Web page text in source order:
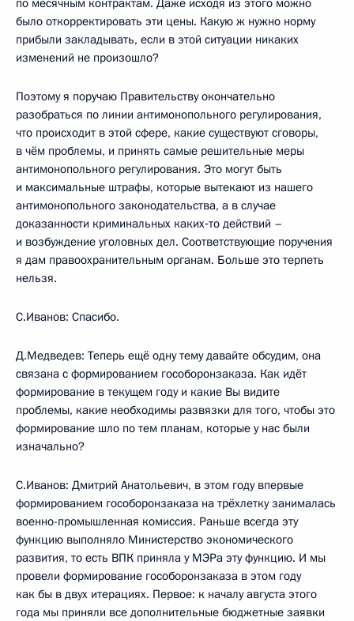
по месячным контрактам. Даже исходя из этого можно
было откорректировать эти цены. Какую ж нужно норму
прибыли закладывать, если в этой ситуации никаких
изменений не произошло?
Поэтому я поручаю Правительству окончательно
разобраться по линии антимонопольного регулирования,
что происходит в этой сфере, какие существуют сговоры,
в чём проблемы, и принять самые решительные меры
антимонопольного регулирования. Это могут быть
и максимальные штрафы, которые вытекают из нашего
антимонопольного законодательства, а в случае
доказанности криминальных каких‑то действий –
и возбуждение уголовных дел. Соответствующие поручения
я дам правоохранительным органам. Больше это терпеть
нельзя.
С.Иванов: Спасибо.
Д.Медведев: Теперь ещё одну тему давайте обсудим, она
связана с формированием гособоронзаказа. Как идёт
формирование в текущем году и какие Вы видите
проблемы, какие необходимы развязки для того, чтобы это
формирование шло по тем планам, которые у нас были
изначально?
С.Иванов: Дмитрий Анатольевич, в этом году впервые
формированием гособоронзаказа на трёхлетку занималась
военно-промышленная комиссия. Раньше всегда эту
функцию выполняло Министерство экономического
развития, то есть ВПК приняла у МЭРа эту функцию. И мы
провели формирование гособоронзаказа в этом году
как бы в двух итерациях. Первое: к началу августа этого
года мы приняли все дополнительные бюджетные заявки